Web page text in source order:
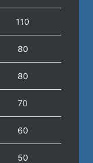
110
80
80
70
60
50